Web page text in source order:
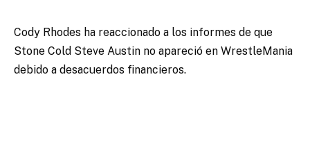
Cody Rhodes ha reaccionado a los informes de que
Stone Cold Steve Austin no apareció en WrestleMania
debido a desacuerdos financieros.